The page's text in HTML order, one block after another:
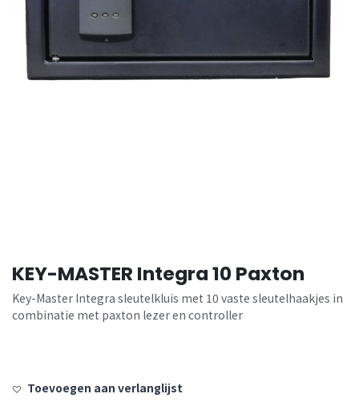
KEY-MASTER Integra 10 Paxton
Key-Master Integra sleutelkluis met 10 vaste sleutelhaakjes in
combinatie met paxton lezer en controller
Toevoegen aan verlanglijst